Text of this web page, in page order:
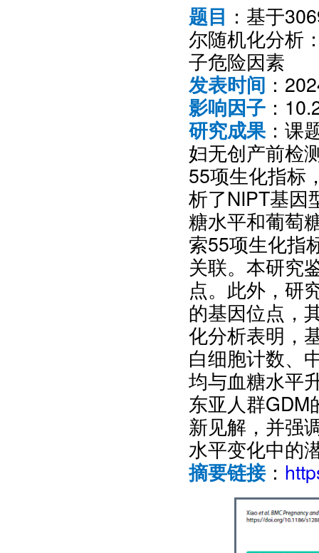
题目 ：基于
尔随机化分析
子危险因素
发表时间 ：
影响因子 ：
研究成果 ：课
妇无创产前检
55项生化指标
析了NIPT基因
糖水平和葡萄
索55项生化指
关联。本研究
点。此外，研
的基因位点，
化分析表明，
白细胞计数、
均与血糖水平
东亚人群
新见解，并强
水平变化中的
摘要链接：